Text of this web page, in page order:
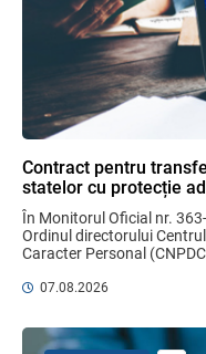
fără
на
MIA
Contract pentru
statelor cu protecție
În Monitorul Oficial nr.
Ordinul directorului
Caracter Personal
07.08.2026